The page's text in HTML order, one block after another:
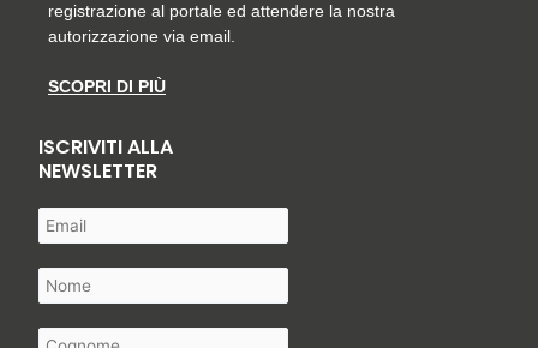
registrazione al portale ed attendere la nostra
autorizzazione via email.
SCOPRI DI PIÙ
ISCRIVITI ALLA
NEWSLETTER